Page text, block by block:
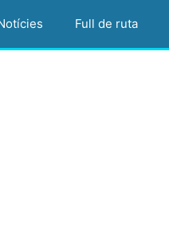
Full de ruta